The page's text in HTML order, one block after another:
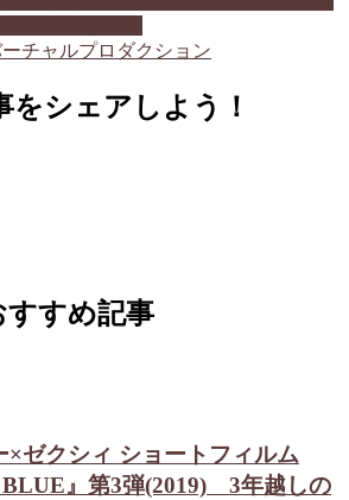
チャルプロダクション
をシェアしよう！
すすめ記事
×ゼクシィ ショートフィルム
BLUE』第3弾(2019) 3年越しの